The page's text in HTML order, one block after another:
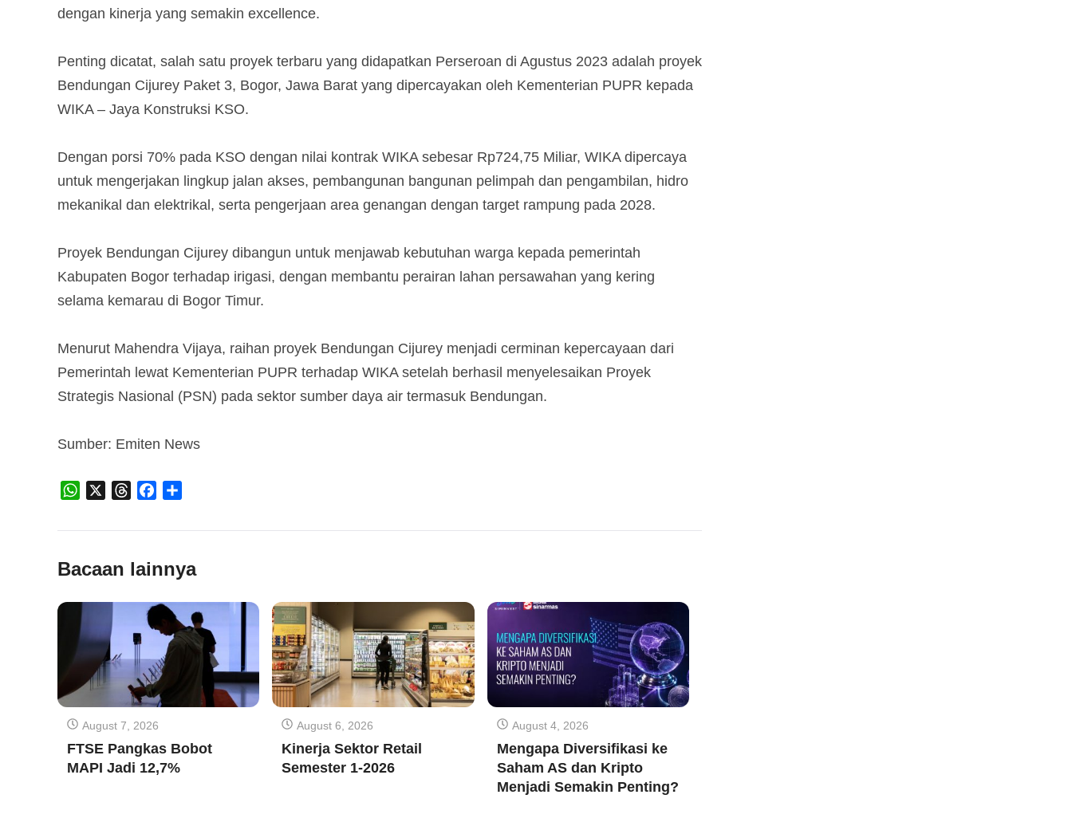
dengan kinerja yang semakin excellence.
Penting dicatat, salah satu proyek terbaru yang didapatkan Perseroan di Agustus 2023 adalah proyek
Bendungan Cijurey Paket 3, Bogor, Jawa Barat yang dipercayakan oleh Kementerian PUPR kepada
WIKA – Jaya Konstruksi KSO.
Dengan porsi 70% pada KSO dengan nilai kontrak WIKA sebesar Rp724,75 Miliar, WIKA dipercaya
untuk mengerjakan lingkup jalan akses, pembangunan bangunan pelimpah dan pengambilan, hidro
mekanikal dan elektrikal, serta pengerjaan area genangan dengan target rampung pada 2028.
Proyek Bendungan Cijurey dibangun untuk menjawab kebutuhan warga kepada pemerintah
Kabupaten Bogor terhadap irigasi, dengan membantu perairan lahan persawahan yang kering
selama kemarau di Bogor Timur.
Menurut Mahendra Vijaya, raihan proyek Bendungan Cijurey menjadi cerminan kepercayaan dari
Pemerintah lewat Kementerian PUPR terhadap WIKA setelah berhasil menyelesaikan Proyek
Strategis Nasional (PSN) pada sektor sumber daya air termasuk Bendungan.
Sumber: Emiten News
WhatsApp ThreadsFacebook
Bacaan lainnya
August 7, 2026
FTSE Pangkas Bobot
MAPI Jadi 12,7%
August 6, 2026
Kinerja Sektor Retail
Semester 1-2026
August 4, 2026
Mengapa Diversifikasi ke
Saham AS dan Kripto
Menjadi Semakin Penting?